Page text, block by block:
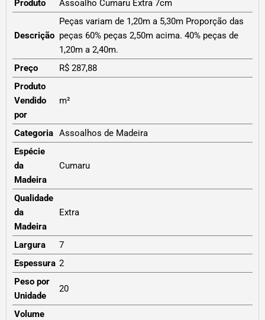
Produto Assoalho Cumaru Extra 7cm
Descrição
Peças variam de 1,20m a 5,30m Proporção das
peças 60% peças 2,50m acima. 40% peças de
1,20m a 2,40m.
Preço
R$ 287,88
Produto
Vendido
por
m²
Categoria Assoalhos de Madeira
Espécie
da
Madeira
Cumaru
Qualidade
da
Madeira
Extra
Largura
7
Espessura 2
Peso por
Unidade
20
Volume